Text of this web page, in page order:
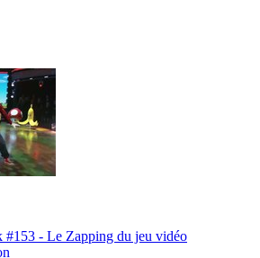
#153 - Le Zapping du jeu vidéo